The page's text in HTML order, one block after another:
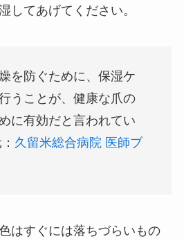
してあげてください。
を防ぐために、保湿ケ
うことが、健康な爪の
に有効だと言われてい
久留米総合病院 医師ブ
はすぐには落ちづらいもの